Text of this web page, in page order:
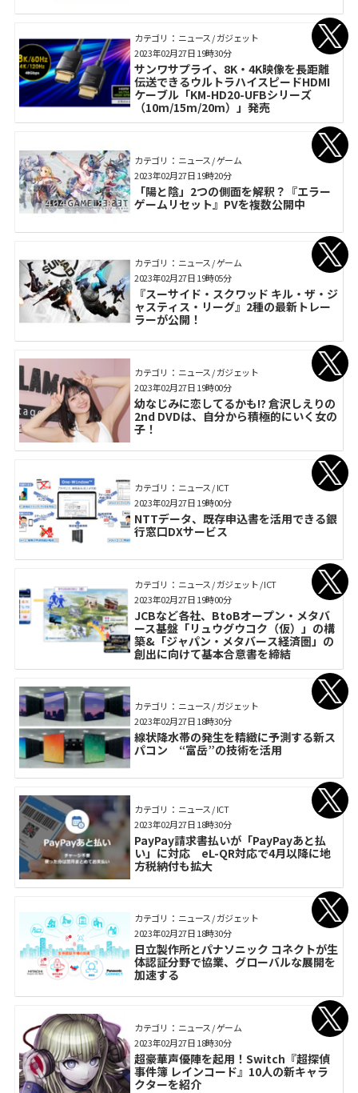
カテゴリ： ニュース / ガジェット
サンワサプライ、8K・4K映像を長距離
伝送できるウルトラハイスピードHDMI
ケーブル「KM-HD20-UFBシリーズ
（10m/15m/20m）」発売
2023年02月27日 19時30分
カテゴリ： ニュース / ゲーム
「陽と陰」2つの側面を解釈？『エラー
ゲームリセット』PVを複数公開中
2023年02月27日 19時20分
カテゴリ： ニュース / ゲーム
『スーサイド・スクワッド キル・ザ・ジ
ャスティス・リーグ』2種の最新トレー
ラーが公開！
2023年02月27日 19時05分
カテゴリ： ニュース / ガジェット
幼なじみに恋してるかも!? 倉沢しえりの
2nd DVDは、自分から積極的にいく女の
子！
2023年02月27日 19時00分
カテゴリ： ニュース / ICT
NTTデータ、既存申込書を活用できる銀
行窓口DXサービス
2023年02月27日 19時00分
カテゴリ： ニュース / ガジェット / ICT
JCBなど各社、BtoBオープン・メタバ
ース基盤「リュウグウコク（仮）」の構
築&「ジャパン・メタバース経済圏」の
創出に向けて基本合意書を締結
2023年02月27日 19時00分
カテゴリ： ニュース / ガジェット
線状降水帯の発生を精緻に予測する新ス
パコン “富岳”の技術を活用
2023年02月27日 18時30分
カテゴリ： ニュース / ICT
PayPay請求書払いが「PayPayあと払
い」に対応 eL-QR対応で4月以降に地
方税納付も拡大
2023年02月27日 18時30分
カテゴリ： ニュース / ガジェット
日立製作所とパナソニック コネクトが生
体認証分野で協業、グローバルな展開を
加速する
2023年02月27日 18時30分
カテゴリ： ニュース / ゲーム
超豪華声優陣を起用！Switch『超探偵
事件簿 レインコード』10人の新キャラ
クターを紹介
2023年02月27日 18時30分